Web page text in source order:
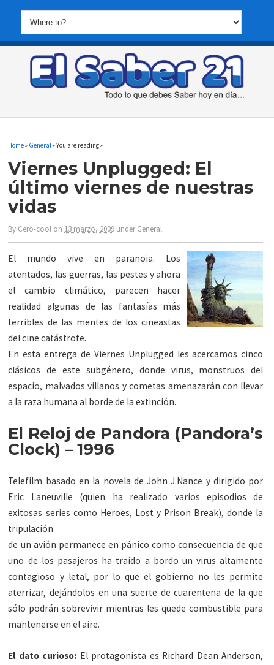
Home» General » You are reading »
Viernes Unplugged: El
último viernes de nuestras
vidas
By Cero-cool on 13 marzo, 2009 underGeneral
El mundo vive en paranoia. Los
atentados, las guerras, las pestes y ahora
el cambio climático, parecen hacer
realidad algunas de las fantasías más
terribles de las mentes de los cineastas
del cine catástrofe.
En esta entrega de Viernes Unplugged les acercamos cinco
clásicos de este subgénero, donde virus, monstruos del
espacio, malvados villanos y cometas amenazarán con llevar
a la raza humana al borde de la extinción.
El Reloj de Pandora (Pandora’s
Clock) – 1996
Telefilm basado en la novela de John J.Nance y dirigido por
Eric Laneuville (quien ha realizado varios episodios de
exitosas series como Heroes, Lost y Prison Break), donde la
tripulación
de un avión permanece en pánico como consecuencia de que
uno de los pasajeros ha traido a bordo un virus altamente
contagioso y letal, por lo que el gobierno no les permite
aterrizar, dejándolos en una suerte de cuarentena de la que
sólo podrán sobrevivir mientras les quede combustible para
mantenerse en el aire.
El dato curioso: El protagonista es Richard Dean Anderson,